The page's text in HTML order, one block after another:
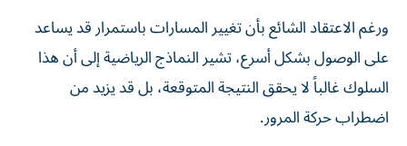
ورغم الاعتقاد الشائع بأن تغيير المسارات باستمرار قد يساعد
على الوصول بشكل أسرع، تشير النماذج الرياضية إلى أن هذا
السلوك غالباً لا يحقق النتيجة المتوقعة، بل قد يزيد من
اضطراب حركة المرور.